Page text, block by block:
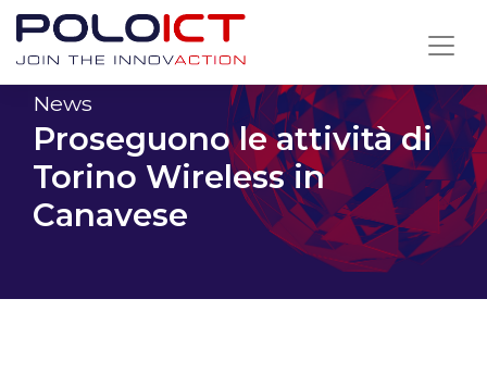
Skip
contentNews
Proseguono le attività di
Torino Wireless in
Canavese